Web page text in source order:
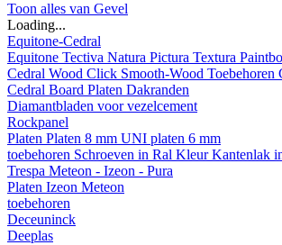
Toon alles van Gevel
Loading...
Equitone-Cedral
Equitone Tectiva Natura Pictura Textura
Cedral Wood Click Smooth-Wood Toebehoren
Cedral Board Platen Dakranden
Diamantbladen voor vezelcement
Rockpanel
Platen Platen 8 mm UNI platen 6 mm
toebehoren Schroeven in Ral KleurKantenlak
Trespa Meteon - Izeon - Pura
Platen Izeon Meteon
toebehoren
Deceuninck
Deeplas